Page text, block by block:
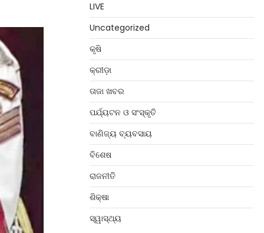
LIVE
Uncategorized
କୃଷି
କ୍ରୀଡ଼ା
ତାଜା ଖବର
ପର୍ଯ୍ୟଟନ ଓ ସଂସ୍କୃତି
ବାଣିଜ୍ୟ ବ୍ୟବସାୟ
ବିଶେଷ
ରାଜନୀତି
ଶିକ୍ଷା
ସ୍ୱାସ୍ଥ୍ୟ